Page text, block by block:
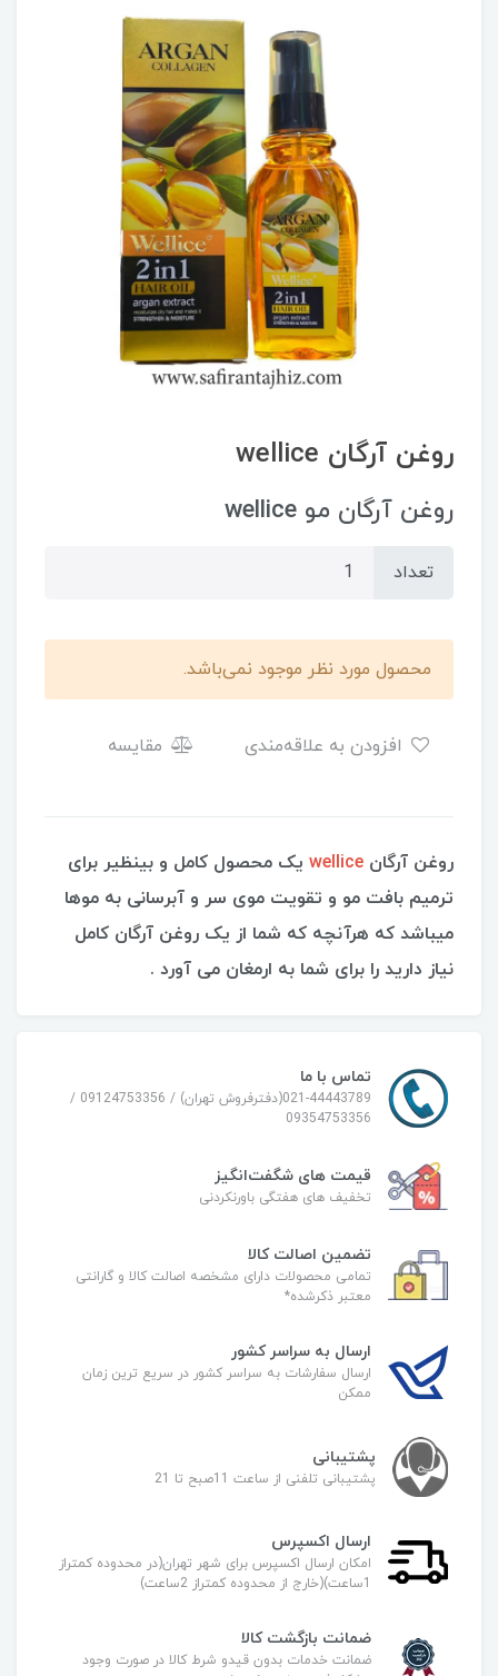
روغن آرگان wellice
روغن آرگان مو wellice
تعداد
محصول مورد نظر موجود نمی‌باشد.
مقایسه
روغن آرگان wellice یک محصول کامل و بینظیر برای
ترمیم بافت مو و تقویت موی سر و آبرسانی به موها
میباشد که هرآنچه که شما از یک روغن آرگان کامل
نیاز دارید را برای شما به ارمغان می آورد .
تماس با ما
021-44443789(دفترفروش تهران) / 09124753356 /
09354753356
قیمت های شگفت‌انگیز
تخفیف های هفتگی باورنکردنی
تضمین اصالت کالا
تمامی محصولات دارای مشخصه اصالت کالا و گارانتی
معتبر ذکرشده*
ارسال به سراسر کشور
ارسال سفارشات به سراسر کشور در سریع ترین زمان
ممکن
پشتیبانی
پشتیبانی تلفنی از ساعت 11صبح تا 21
ارسال اکسپرس
امکان ارسال اکسپرس برای شهر تهران(در محدوده کمتراز
1ساعت)(خارج از محدوده کمتراز 2ساعت)
ضمانت بازگشت کالا
ضمانت خدمات بدون قیدو شرط کالا در صورت وجود